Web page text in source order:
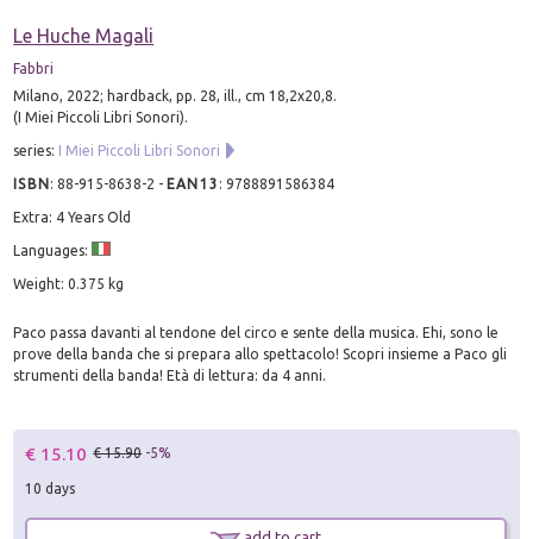
Le Huche Magali
Fabbri
Milano, 2022; hardback, pp. 28, ill., cm 18,2x20,8.
(I Miei Piccoli Libri Sonori).
series: I Miei Piccoli Libri Sonori
ISBN:88-915-8638-2 - EAN13 :9788891586384
Extra: 4 Years Old
Languages:
Weight: 0.375 kg
Paco passa davanti al tendone del circo e sente della musica. Ehi, sono le
prove della banda che si prepara allo spettacolo! Scopri insieme a Paco gli
strumenti della banda! Età di lettura: da 4 anni.
€ 15.10 € 15.90 -5%
10 days